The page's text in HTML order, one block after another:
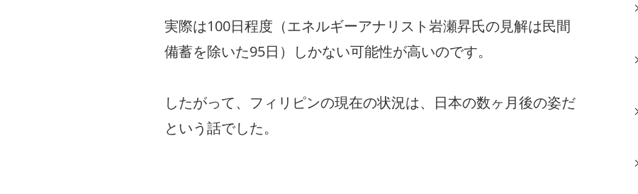
実際は100日程度（エネルギーアナリスト岩瀬昇氏の見解は民間
備蓄を除いた95日）しかない可能性が高いのです。
したがって、フィリピンの現在の状況は、日本の数ヶ月後の姿だ
という話でした。